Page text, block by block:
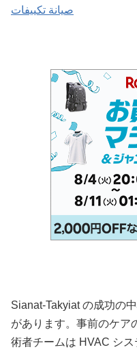
صيانة تكييفات
Sianat-Takyiat の成功の
があります。事前のケア
術者チームは HVAC シ